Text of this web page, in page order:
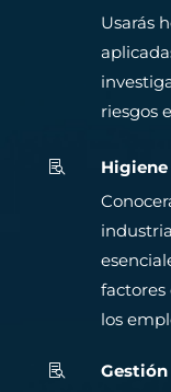
Usarás
riesgos

Higiene
factores
los

Gestión